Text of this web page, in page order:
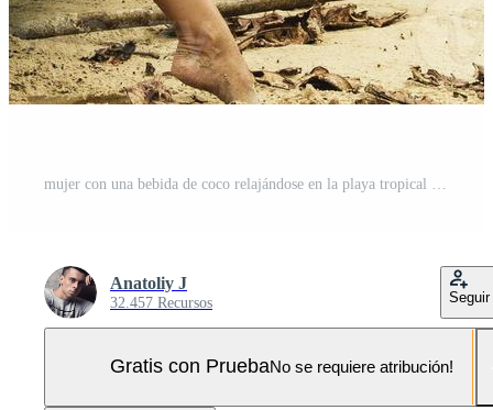
Anatoliy J
32.457 Recursos Seguir
Gratis con PruebaNo se requiere atribución!